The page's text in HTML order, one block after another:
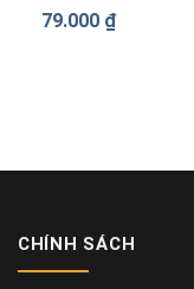
79.000 ₫
CHÍNH SÁCH